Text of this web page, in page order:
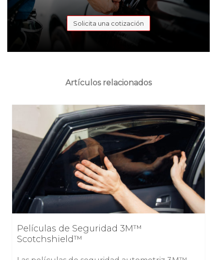
Solicita una cotización
Artículos relacionados
Películas de Seguridad 3M™
Scotchshield™